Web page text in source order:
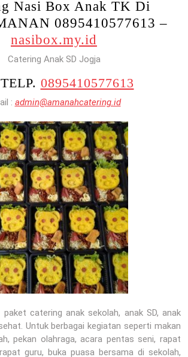
Nasi Box Anak TK Di
0895410577613 –
nasibox.my.id
Catering Anak SD Jogja
0895410577613
: admin@amanahcatering.id
paket catering anak sekolah, anak SD, anak
Untuk berbagai kegiatan seperti makan
pekan olahraga, acara pentas seni, rapat
guru, buka puasa bersama di sekolah,